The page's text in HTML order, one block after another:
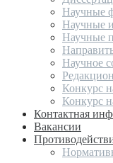
Научные
Научные
Научные
Научное
Конкурс
Конкурс
Контактная
Вакансии